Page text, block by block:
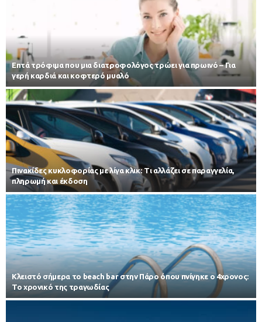
Επτά τρόφιμα που μια διατροφολόγος τρώει για πρωινό – Για
γερή καρδιά και κοφτερό μυαλό
Πινακίδες κυκλοφορίας με λίγα κλικ: Τι αλλάζει σε παραγγελία,
πληρωμή και έκδοση
Κλειστό σήμερα το beach bar στην Πάρο όπου πνίγηκε ο 4χρονος:
Το χρονικό της τραγωδίας